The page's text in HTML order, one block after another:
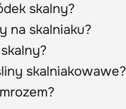
skalny?
na skalniaku?
skalniakowawe?